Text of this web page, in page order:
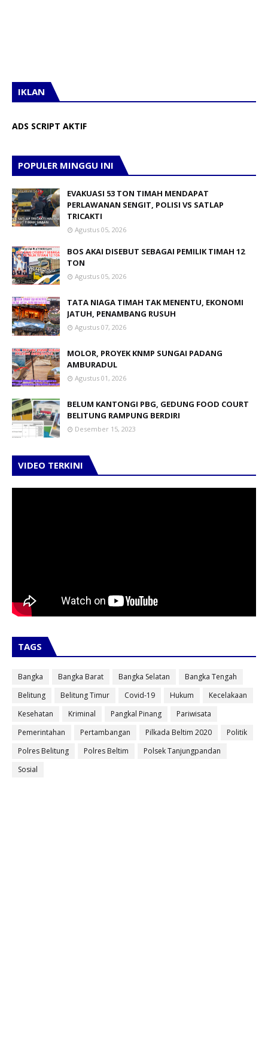
IKLAN
ADS SCRIPT AKTIF
POPULER MINGGU INI
EVAKUASI 53 TON TIMAH MENDAPAT
PERLAWANAN SENGIT, POLISI VS SATLAP
TRICAKTI
Agustus 05, 2026
BOS AKAI DISEBUT SEBAGAI PEMILIK TIMAH 12
TON
Agustus 05, 2026
TATA NIAGA TIMAH TAK MENENTU, EKONOMI
JATUH, PENAMBANG RUSUH
Agustus 07, 2026
MOLOR, PROYEK KNMP SUNGAI PADANG
AMBURADUL
Agustus 01, 2026
BELUM KANTONGI PBG, GEDUNG FOOD COURT
BELITUNG RAMPUNG BERDIRI
Desember 15, 2023
VIDEO TERKINI
TAGS
Bangka Bangka Barat Bangka Selatan
Bangka Tengah
Belitung
Belitung Timur Covid-19 Hukum
Kecelakaan
Kesehatan
Kriminal Pangkal Pinang
Pariwisata
Pemerintahan
Pertambangan Pilkada Beltim 2020
Politik
Polres Belitung
Polres Beltim
Polsek Tanjungpandan
Sosial